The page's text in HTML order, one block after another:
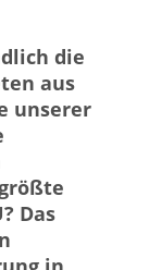
die
aus
unserer
Das